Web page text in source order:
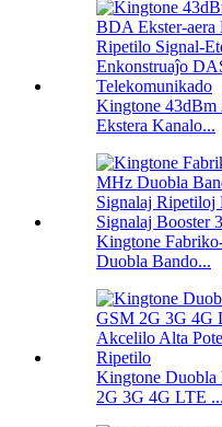
Kingtone
Ekstera Kanalo...
Kingtone
Duobla Bando...
Kingtone Duobla
2G 3G 4G LTE ...